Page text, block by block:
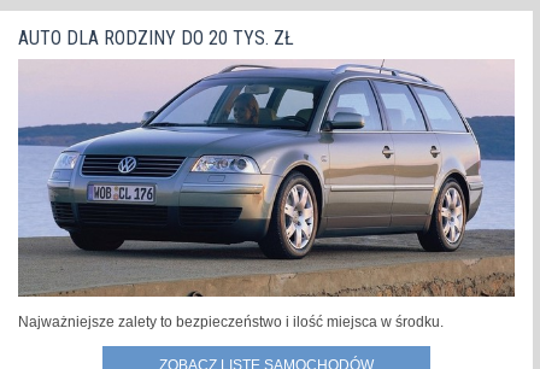
AUTO DLA RODZINY DO 20 TYS. ZŁ
Najważniejsze zalety to bezpieczeństwo i ilość miejsca w środku.
ZOBACZ LISTĘ SAMOCHODÓW